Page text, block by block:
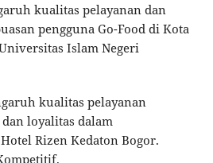
kualitas pelayanan dan
pengguna Go-Food di Kota
Islam Negeri
kualitas pelayanan
loyalitas dalam
Rizen Kedaton Bogor.